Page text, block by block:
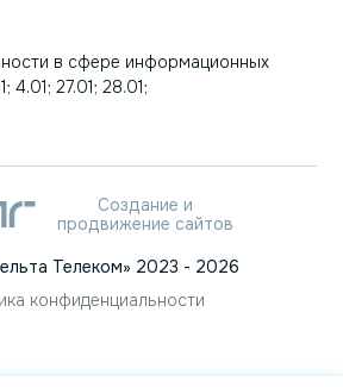
в сфере информационных
4.01; 27.01; 28.01;
Создание и
продвижение сайтов
Телеком» 2023 - 2026
конфиденциальности